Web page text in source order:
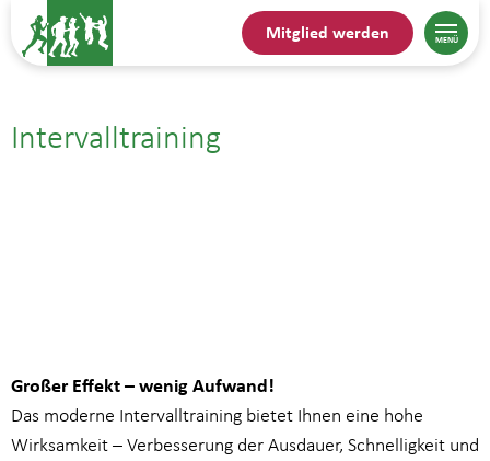
Mitglied werden
Intervalltraining
Großer Effekt – wenig Aufwand!
Das moderne Intervalltraining bietet Ihnen eine hohe
Wirksamkeit – Verbesserung der Ausdauer, Schnelligkeit und